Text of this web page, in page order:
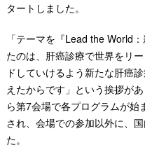
タートしました。
「テーマを『Lead the World
たのは、肝癌診療で世界をリ
ドしていけるよう新たな肝癌
えたからです」という挨拶が
ら第7会場で各プログラムが
され、会場での参加以外に、
た。